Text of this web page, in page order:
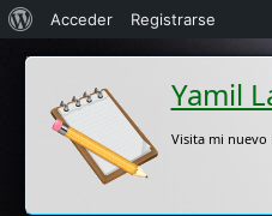
Yamil
Visita mi
Acerca
de
WordPress
Acceder Registrarse